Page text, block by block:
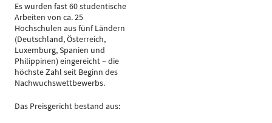
Es wurden fast 60 studentische
Arbeiten von ca. 25
Hochschulen aus fünf Ländern
(Deutschland, Österreich,
Luxemburg, Spanien und
Philippinen) eingereicht – die
höchste Zahl seit Beginn des
Nachwuchswettbewerbs.
Das Preisgericht bestand aus: